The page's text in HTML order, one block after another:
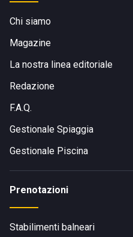
Chi siamo
Magazine
La nostra linea editoriale
Redazione
F.A.Q.
Gestionale Spiaggia
Gestionale Piscina
Prenotazioni
Stabilimenti balneari